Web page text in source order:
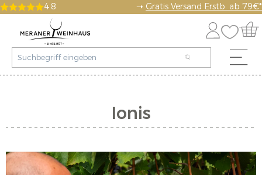
4.8 ➝ Gratis Versand Erstb. ab 79€*
Ionis